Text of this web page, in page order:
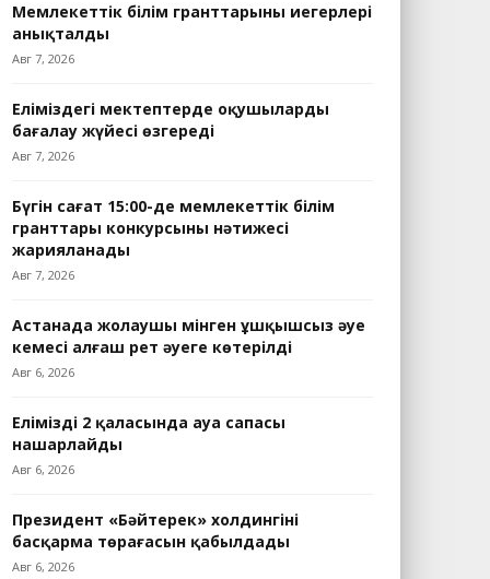
Мемлекеттік білім гранттарының иегерлері
анықталды
Авг 7, 2026
Еліміздегі мектептерде оқушыларды
бағалау жүйесі өзгереді
Авг 7, 2026
Бүгін сағат 15:00-де мемлекеттік білім
гранттары конкурсының нәтижесі
жарияланады
Авг 7, 2026
Астанада жолаушы мінген ұшқышсыз әуе
кемесі алғаш рет әуеге көтерілді
Авг 6, 2026
Еліміздің 2 қаласында ауа сапасы
нашарлайды
Авг 6, 2026
Президент «Бәйтерек» холдингінің
басқарма төрағасын қабылдады
Авг 6, 2026